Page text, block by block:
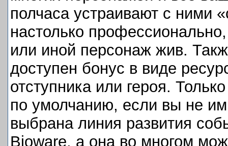
полчаса устраивают с ними
настолько
или иной персонаж жив.
доступен бонус в виде
отступника или героя.
по умолчанию, если вы не
выбрана линия развития
Bioware, а она во многом